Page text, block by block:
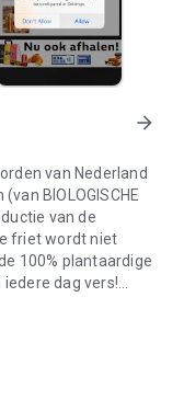
arrow_forward
van Nederland
BIOLOGISCHE
van de
friet wordt niet
100% plantaardige
dag vers!